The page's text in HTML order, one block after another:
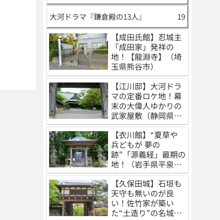
大河ドラマ『鎌倉殿の13人』 19
【成田氏館】忍城主
「成田家」発祥の
地！【龍淵寺】（埼
玉県熊谷市）
【江川邸】大河ドラ
マの定番ロケ地！幕
末の大偉人ゆかりの
武家屋敷（静岡県伊
豆の国市）
【衣川館】“夏草や
兵どもが 夢の
跡”「源義経」最期の
地！（岩手県平泉
町）
【久保田城】石垣も
天守も無いのが良
い！佐竹家が築い
た“土造り”の名城